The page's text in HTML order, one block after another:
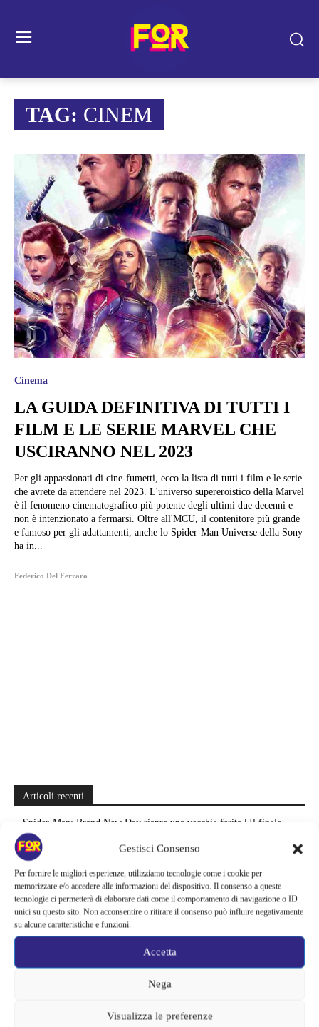
Gestisci Consenso
Per fornire le migliori esperienze, utilizziamo tecnologie come i cookie per
memorizzare e/o accedere alle informazioni del dispositivo. Il consenso a queste
tecnologie ci permetterà di elaborare dati come il comportamento di navigazione o ID
unici su questo sito. Non acconsentire o ritirare il consenso può influire negativamente
su alcune caratteristiche e funzioni.
Accetta
Nega
Visualizza le preferenze
TAG: CINEM
Cinema
LA GUIDA DEFINITIVA DI TUTTI I
FILM E LE SERIE MARVEL CHE
USCIRANNO NEL 2023
Per gli appassionati di cine-fumetti, ecco la lista di tutti i film e le serie
che avrete da attendere nel 2023. L'universo supereroistico della Marvel
è il fenomeno cinematografico più potente degli ultimi due decenni e
non è intenzionato a fermarsi. Oltre all'MCU, il contenitore più grande
e famoso per gli adattamenti, anche lo Spider-Man Universe della Sony
ha in...
Federico Del Ferraro
Articoli recenti
Spider-Man: Brand New Day riapre una vecchia ferita | Il finale
alimenta una nuova teoria: il dettaglio che coinvolge i due più amati
Barbie 2 rischia di saltare | Warner Bros. ha pochi mesi per trovare un
accordo: il dubbio che divide Hollywood
La bocca del diavolo arriva su Prime Video, squali e claustrofobia nel
nuovo survival horror: una vacanza diventa una trappola
La paura dell’altezza torna al cinema | Il sequel di Fall cambia
scenario: una nuova sfida senza via di fuga
progetto è in sviluppo: cosa resta dell’esperimento